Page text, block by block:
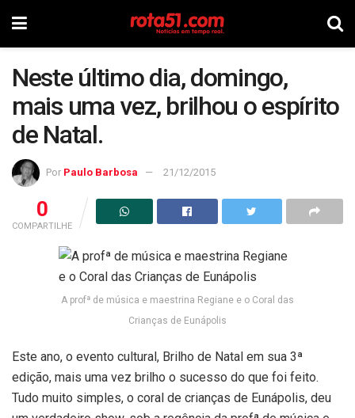
Neste último dia, domingo,
mais uma vez, brilhou o espírito
de Natal.
Por Paulo Barbosa 21/12/2015
0
COMPARTILHE
A profª de música e maestrina Regiane e o Coral das
Crianças de Eunápolis
Este ano, o evento cultural, Brilho de Natal em sua 3ª
edição, mais uma vez brilho o sucesso do que foi feito.
Tudo muito simples, o coral de crianças de Eunápolis, deu